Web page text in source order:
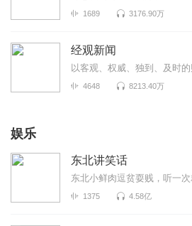
1689 3176.90万
经观新闻
4648 8213.40万
娱乐
东北讲笑话
东北小鲜肉逗贫耍贱，听一
1375 4.58亿